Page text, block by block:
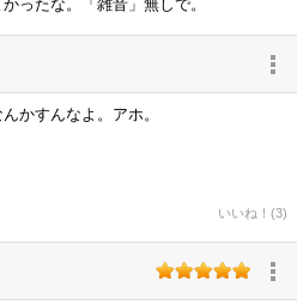
ったな。「雑音」無しで。
かすんなよ。アホ。
いいね！(3)